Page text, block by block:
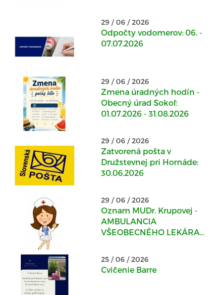
29 / 06 / 2026
Odpočty vodomerov: 06. -
07.07.2026
29 / 06 / 2026
Zmena úradných hodín -
Obecný úrad Sokoľ:
01.07.2026 - 31.08.2026
29 / 06 / 2026
Zatvorená pošta v
Družstevnej pri Hornáde:
30.06.2026
29 / 06 / 2026
Oznam MUDr. Krupovej -
AMBULANCIA
VŠEOBECNÉHO LEKÁRA
Hornádom
25 / 06 / 2026
Cvičenie Barre